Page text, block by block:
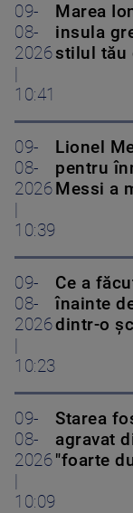
09-
08-
2026
|
10:41
Marea
insula
stilul tău
09-
08-
2026
|
10:39
Lionel
pentru
Messi a
09-
08-
2026
|
10:23
Ce a
înainte
dintr-o
09-
08-
2026
|
10:09
Starea
agravat
"foarte